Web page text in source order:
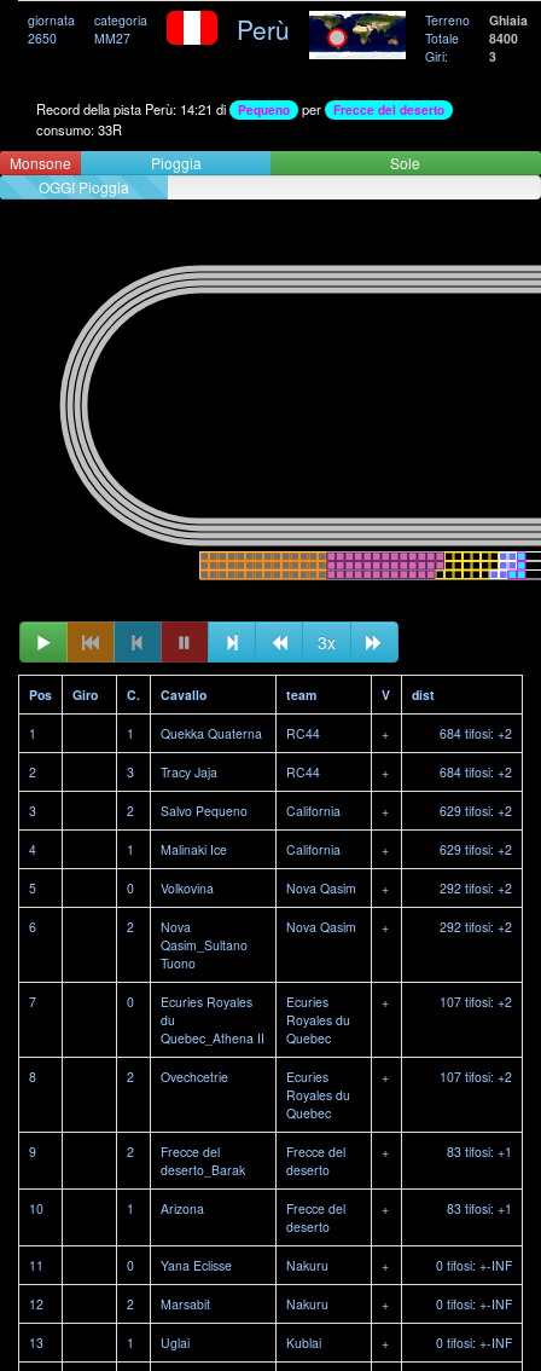
giornata
2650
categoria
MM27
Perù
Terreno
Totale
Giri:
Ghiaia
8400
3
Record della pista Perù: 14:21 di Pequeno per Frecce del deserto
consumo: 33R
Monsone Pioggia
Sole
OGGI Pioggia
3x
Pos Giro C. Cavallo team V dist
1 1 Quekka Quaterna RC44 + 684 tifosi: +2
2 3 Tracy Jaja RC44 + 684 tifosi: +2
3 2 Salvo Pequeno California + 629 tifosi: +2
4 1 Malinaki Ice California + 629 tifosi: +2
5 0 Volkovina Nova Qasim + 292 tifosi: +2
6 2
Nova
Qasim_Sultano
Tuono
Nova Qasim + 292 tifosi: +2
7 0
Ecuries Royales
du
Quebec_Athena II
Ecuries
Royales du
Quebec
+ 107 tifosi: +2
8 2 Ovechcetrie
Ecuries
Royales du
Quebec
+ 107 tifosi: +2
9 2
Frecce del
deserto_Barak
Frecce del
deserto
+ 83 tifosi: +1
10 1 Arizona
Frecce del
deserto
+ 83 tifosi: +1
11 0 Yana Eclisse Nakuru + 0 tifosi: +-INF
12 2 Marsabit Nakuru + 0 tifosi: +-INF
13 1 Uglai Kublai + 0 tifosi: +-INF